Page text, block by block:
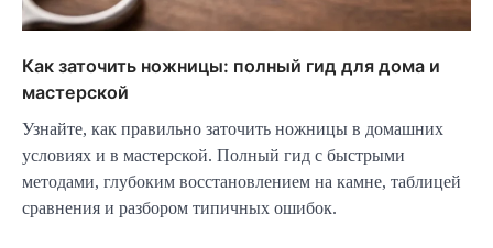
Как заточить ножницы: полный гид для дома и
мастерской
Узнайте, как правильно заточить ножницы в домашних
условиях и в мастерской. Полный гид с быстрыми
методами, глубоким восстановлением на камне, таблицей
сравнения и разбором типичных ошибок.